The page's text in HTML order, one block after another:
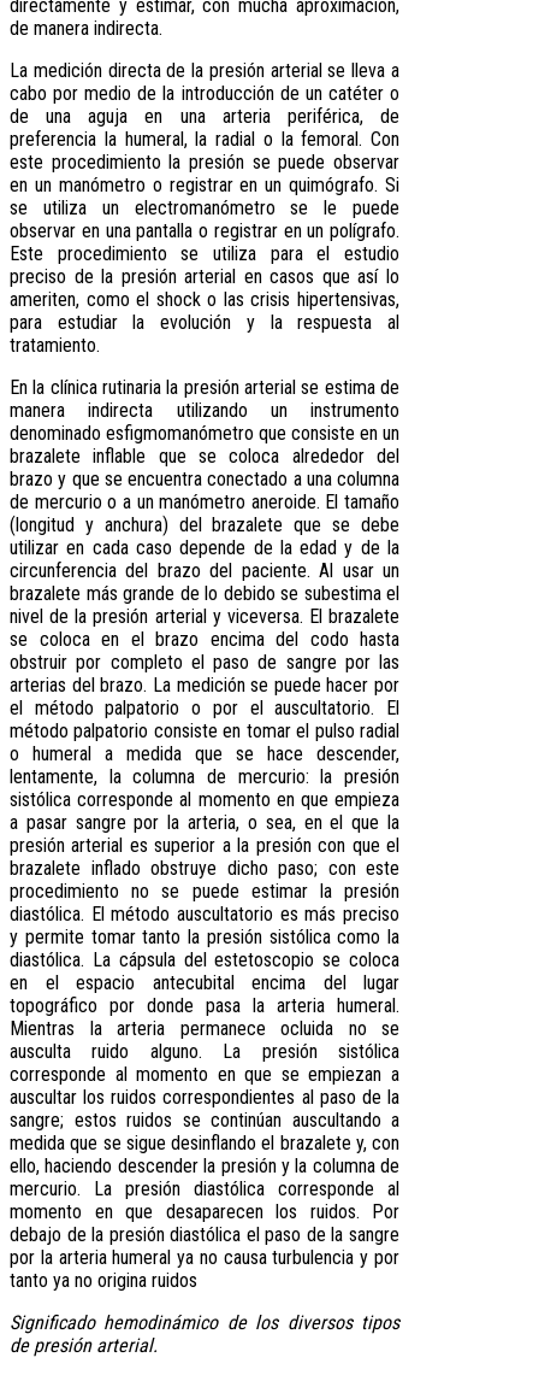
directamente y estimar, con mucha aproximación,
de manera indirecta.
La medición directa de la presión arterial se lleva a
cabo por medio de la introducción de un catéter o
de una aguja en una arteria periférica, de
preferencia la humeral, la radial o la femoral. Con
este procedimiento la presión se puede observar
en un manómetro o registrar en un quimógrafo. Si
se utiliza un electromanómetro se le puede
observar en una pantalla o registrar en un polígrafo.
Este procedimiento se utiliza para el estudio
preciso de la presión arterial en casos que así lo
ameriten, como el shock o las crisis hipertensivas,
para estudiar la evolución y la respuesta al
tratamiento.
En la clínica rutinaria la presión arterial se estima de
manera indirecta utilizando un instrumento
denominado esfigmomanómetro que consiste en un
brazalete inflable que se coloca alrededor del
brazo y que se encuentra conectado a una columna
de mercurio o a un manómetro aneroide. El tamaño
(longitud y anchura) del brazalete que se debe
utilizar en cada caso depende de la edad y de la
circunferencia del brazo del paciente. Al usar un
brazalete más grande de lo debido se subestima el
nivel de la presión arterial y viceversa. El brazalete
se coloca en el brazo encima del codo hasta
obstruir por completo el paso de sangre por las
arterias del brazo. La medición se puede hacer por
el método palpatorio o por el auscultatorio. El
método palpatorio consiste en tomar el pulso radial
o humeral a medida que se hace descender,
lentamente, la columna de mercurio: la presión
sistólica corresponde al momento en que empieza
a pasar sangre por la arteria, o sea, en el que la
presión arterial es superior a la presión con que el
brazalete inflado obstruye dicho paso; con este
procedimiento no se puede estimar la presión
diastólica. El método auscultatorio es más preciso
y permite tomar tanto la presión sistólica como la
diastólica. La cápsula del estetoscopio se coloca
en el espacio antecubital encima del lugar
topográfico por donde pasa la arteria humeral.
Mientras la arteria permanece ocluida no se
ausculta ruido alguno. La presión sistólica
corresponde al momento en que se empiezan a
auscultar los ruidos correspondientes al paso de la
sangre; estos ruidos se continúan auscultando a
medida que se sigue desinflando el brazalete y, con
ello, haciendo descender la presión y la columna de
mercurio. La presión diastólica corresponde al
momento en que desaparecen los ruidos. Por
debajo de la presión diastólica el paso de la sangre
por la arteria humeral ya no causa turbulencia y por
tanto ya no origina ruidos
Significado hemodinámico de los diversos tipos
de presión arterial.